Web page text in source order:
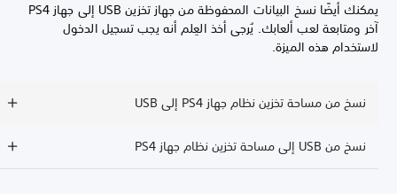
يمكنك أيضًا نسخ البيانات المحفوظة من جهاز تخزين USB إلى جهاز PS4
آخر ومتابعة لعب ألعابك. يُرجى أخذ العِلم أنه يجب تسجيل الدخول
لاستخدام هذه الميزة.
نسخ من مساحة تخزين نظام جهاز PS4 إلى USB
نسخ من USB إلى مساحة تخزين نظام جهاز PS4